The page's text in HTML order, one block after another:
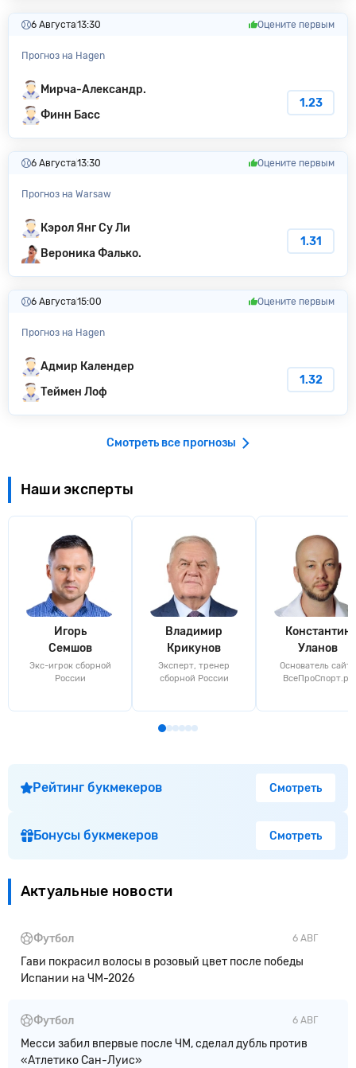
6 Августа13:30 Оцените первым
Прогноз на Hagen
Мирча-Александр.
Финн Басс
1.23
6 Августа13:30 Оцените первым
Прогноз на Warsaw
Кэрол Янг Су Ли
Вероника Фалько.
1.31
6 Августа15:00 Оцените первым
Прогноз на Hagen
Адмир Календер
Теймен Лоф
1.32
Смотреть все прогнозы
Наши эксперты
Игорь
Семшов
Экс-игрок сборной
России
Владимир
Крикунов
Эксперт, тренер
сборной России
Константин
Уланов
Основатель сайта
ВсеПроСпорт.ру
Рейтинг букмекеров Смотреть
Бонусы букмекеров Смотреть
Актуальные новости
6 АВГ
Футбол
Гави покрасил волосы в розовый цвет после победы
Испании на ЧМ-2026
6 АВГ
Футбол
Месси забил впервые после ЧМ, сделал дубль против
«Атлетико Сан-Луис»